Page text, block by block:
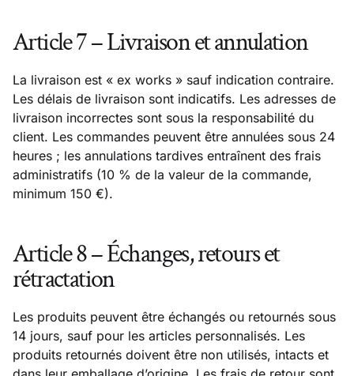
Article 7 – Livraison et annulation
La livraison est « ex works » sauf indication contraire.
Les délais de livraison sont indicatifs. Les adresses de
livraison incorrectes sont sous la responsabilité du
client. Les commandes peuvent être annulées sous 24
heures ; les annulations tardives entraînent des frais
administratifs (10 % de la valeur de la commande,
minimum 150 €).
Article 8 – Échanges, retours et
rétractation
Les produits peuvent être échangés ou retournés sous
14 jours, sauf pour les articles personnalisés. Les
produits retournés doivent être non utilisés, intacts et